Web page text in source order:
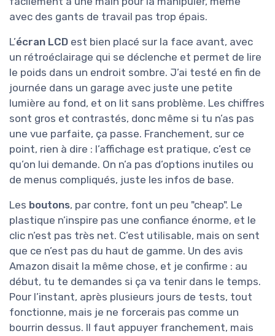
avec des gants de travail pas trop épais.
L’écran LCD est bien placé sur la face avant, avec
un rétroéclairage qui se déclenche et permet de lire
le poids dans un endroit sombre. J’ai testé en fin de
journée dans un garage avec juste une petite
lumière au fond, et on lit sans problème. Les chiffres
sont gros et contrastés, donc même si tu n’as pas
une vue parfaite, ça passe. Franchement, sur ce
point, rien à dire : l’affichage est pratique, c’est ce
qu’on lui demande. On n’a pas d’options inutiles ou
de menus compliqués, juste les infos de base.
Les boutons, par contre, font un peu "cheap". Le
plastique n’inspire pas une confiance énorme, et le
clic n’est pas très net. C’est utilisable, mais on sent
que ce n’est pas du haut de gamme. Un des avis
Amazon disait la même chose, et je confirme : au
début, tu te demandes si ça va tenir dans le temps.
Pour l’instant, après plusieurs jours de tests, tout
fonctionne, mais je ne forcerais pas comme un
bourrin dessus. Il faut appuyer franchement, mais